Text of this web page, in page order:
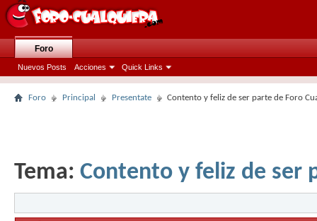
Foro
Nuevos Posts Acciones Quick Links
Foro Principal Presentate Contento y feliz de ser parte de Foro
Tema: Contento y feliz de ser